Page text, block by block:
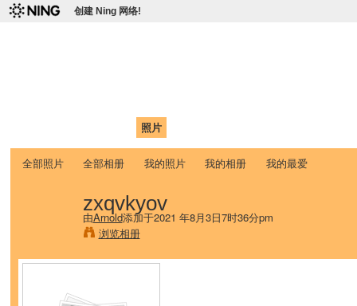
创建 Ning 网络!
照片
全部照片 全部相册 我的照片 我的相册 我的最爱
zxqvkyov
由Arnold添加于2021 年8月3日7时36分pm
浏览相册